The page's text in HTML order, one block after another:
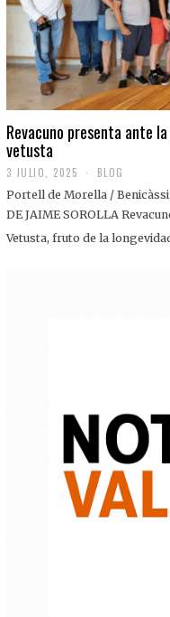
Revacuno presenta ante
vetusta
3 JULIO, 2025
J
U
I
BLOG
Portell de Morella /
DE JAIME SOROLLA
Vetusta, fruto de la